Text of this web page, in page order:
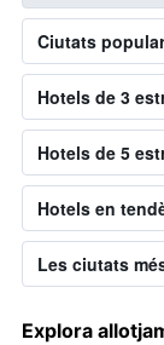
Ciutats
Hotels de 3
Hotels de 5
Hotels en
Les ciutats
Explora